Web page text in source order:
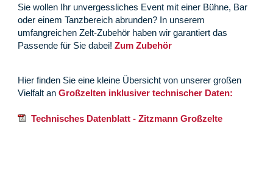
Sie wollen Ihr unvergessliches Event mit einer Bühne, Bar
oder einem Tanzbereich abrunden? In unserem
umfangreichen Zelt-Zubehör haben wir garantiert das
Passende für Sie dabei!Zum Zubehör
Hier finden Sie eine kleine Übersicht von unserer großen
Vielfalt anGroßzelten inklusiver technischer Daten:
Technisches Datenblatt - Zitzmann Großzelte